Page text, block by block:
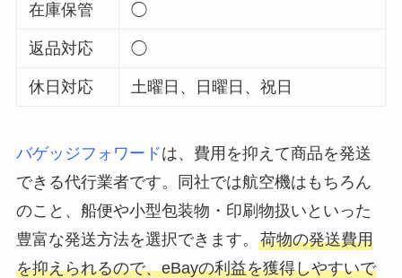
在庫保管 ◯
返品対応 ◯
休日対応 土曜日、日曜日、祝日
バゲッジフォワードは、費用を抑えて商品を発送
できる代行業者です。同社では航空機はもちろん
のこと、船便や小型包装物・印刷物扱いといった
豊富な発送方法を選択できます。 荷物の発送費用
を抑えられるので、eBayの利益を獲得しやすいで